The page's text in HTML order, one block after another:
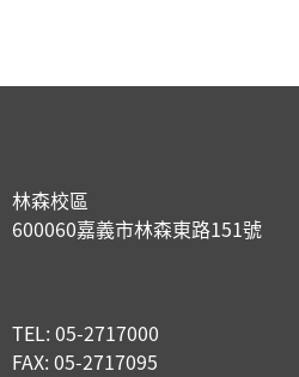
林森校區
600060嘉義市林森東路151號
TEL: 05-2717000
FAX: 05-2717095